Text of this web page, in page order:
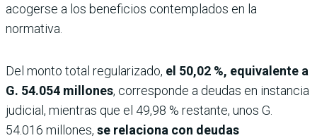
acogerse a los beneficios contemplados en la
normativa.
Del monto total regularizado, el 50,02 %, equivalente a
G. 54.054 millones, corresponde a deudas en instancia
judicial, mientras que el 49,98 % restante, unos G.
54.016 millones, se relaciona con deudas